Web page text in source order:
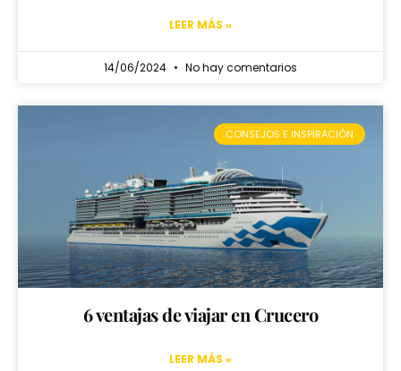
LEER MÁS »
14/06/2024 No hay comentarios
CONSEJOS E INSPIRACIÓN
6 ventajas de viajar en Crucero
LEER MÁS »